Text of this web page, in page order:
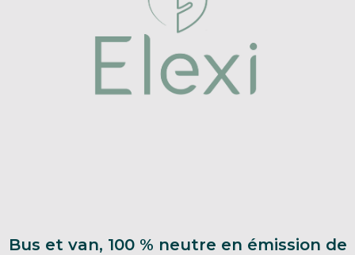
Bus et van, 100 % neutre en émission de